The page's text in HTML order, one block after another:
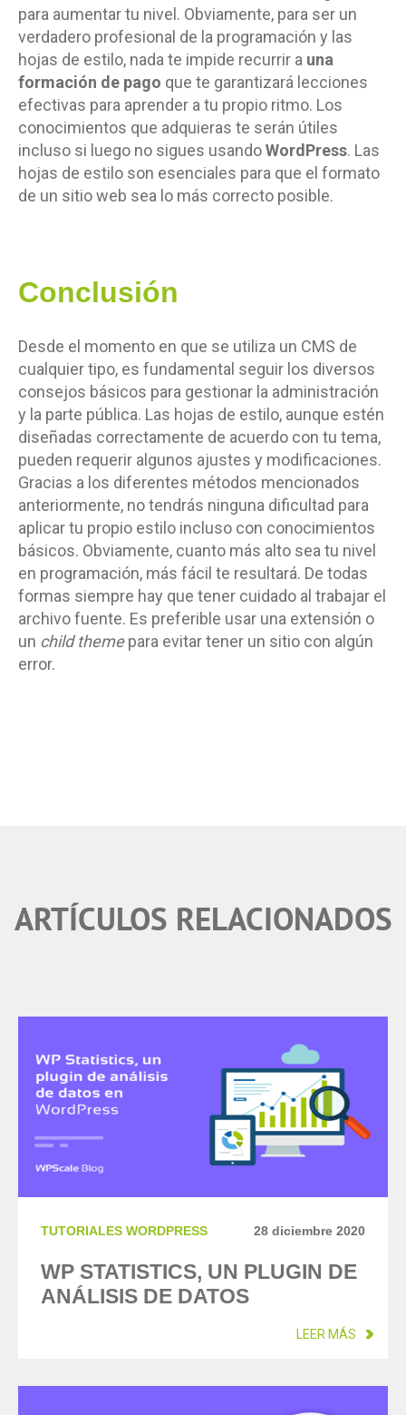
para aumentar tu nivel. Obviamente, para ser un
verdadero profesional de la programación y las
hojas de estilo, nada te impide recurrir a una
formación de pago que te garantizará lecciones
efectivas para aprender a tu propio ritmo. Los
conocimientos que adquieras te serán útiles
incluso si luego no sigues usandoWordPress. Las
hojas de estilo son esenciales para que el formato
de un sitio web sea lo más correcto posible.
Conclusión
Desde el momento en que se utiliza un CMS de
cualquier tipo, es fundamental seguir los diversos
consejos básicos para gestionar la administración
y la parte pública. Las hojas de estilo, aunque estén
diseñadas correctamente de acuerdo con tu tema,
pueden requerir algunos ajustes y modificaciones.
Gracias a los diferentes métodos mencionados
anteriormente, no tendrás ninguna dificultad para
aplicar tu propio estilo incluso con conocimientos
básicos. Obviamente, cuanto más alto sea tu nivel
en programación, más fácil te resultará. De todas
formas siempre hay que tener cuidado al trabajar el
archivo fuente. Es preferible usar una extensión o
un child themepara evitar tener un sitio con algún
error.
ARTÍCULOS RELACIONADOS
TUTORIALES WORDPRESS 28 diciembre 2020
WP STATISTICS, UN PLUGIN DE
ANÁLISIS DE DATOS
LEER MÁS